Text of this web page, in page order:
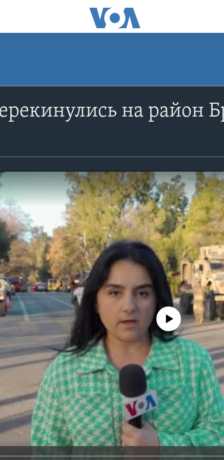
на район
No media source currently